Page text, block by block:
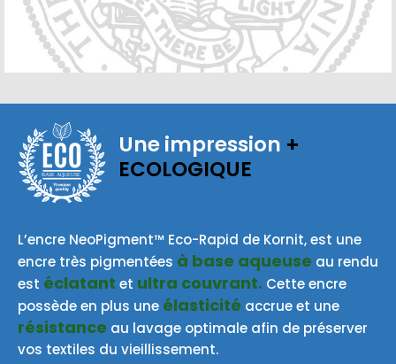
BASE AQUEUSE
Une impression +
ECOLOGIQUE
L’encre NeoPigment™ Eco-Rapid de Kornit, est une
encre très pigmentées à base aqueuse au rendu
est éclatant et ultra couvrant. Cette encre
possède en plus une élasticité accrue et une
résistance au lavage optimale afin de préserver
vos textiles du vieillissement.